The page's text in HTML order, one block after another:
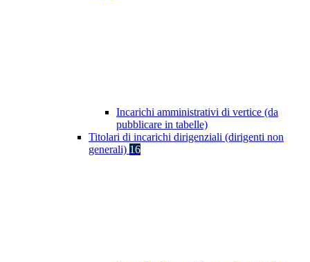
Incarichi amministrativi di vertice (da
pubblicare in tabelle)
Titolari di incarichi dirigenziali (dirigenti non
generali) 16